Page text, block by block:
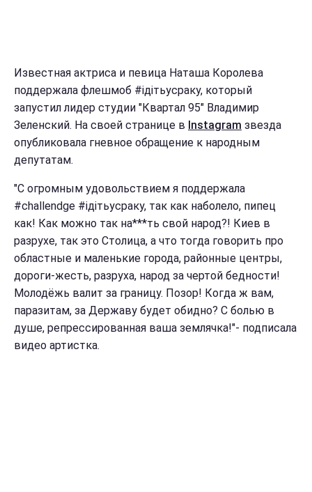
Известная актриса и певица Наташа Королева
поддержала флешмоб #ідітьусраку, который
запустил лидер студии "Квартал 95" Владимир
Зеленский. На своей странице в Instagram звезда
опубликовала гневное обращение к народным
депутатам.
"С огромным удовольствием я поддержала
#challendge #iдiтьусраку, так как наболело, пипец
как! Как можно так на***ть свой народ?! Киев в
разрухе, так это Столица, а что тогда говорить про
областные и маленькие города, районные центры,
дороги-жесть, разруха, народ за чертой бедности!
Молодёжь валит за границу. Позор! Когда ж вам,
паразитам, за Державу будет обидно? С болью в
душе, репрессированная ваша землячка!"- подписала
видео артистка.